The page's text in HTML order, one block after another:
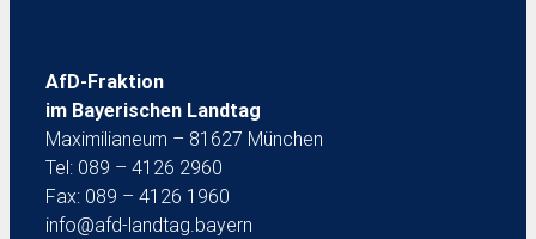
AfD-Fraktion
im Bayerischen Landtag
Maximilianeum – 81627 München
Tel: 089 – 4126 2960
Fax: 089 – 4126 1960
info@afd-landtag.bayern